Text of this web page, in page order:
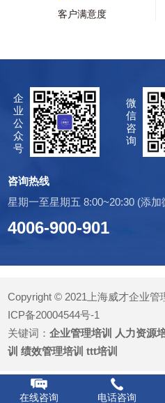
客户满意度
企
业
公
众
号
微
信
咨
询
咨询热线
星期一至星期五 8:00~20:30 (添加
4006-900-901
Copyright © 2021上海威才企业
ICP备20004544号-1
关键词：企业管理培训 人力资源
训 绩效管理培训 ttt培训
在线咨询 电话咨询